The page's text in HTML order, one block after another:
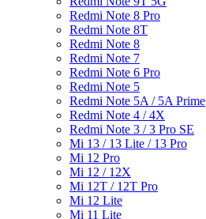
Redmi Note 8 Pro
Redmi Note 8T
Redmi Note 8
Redmi Note 7
Redmi Note 6 Pro
Redmi Note 5
Redmi Note 5A / 5A Prime
Redmi Note 4 / 4X
Redmi Note 3 / 3 Pro SE
Mi 13 / 13 Lite / 13 Pro
Mi 12 Pro
Mi 12 / 12X
Mi 12T / 12T Pro
Mi 12 Lite
Mi 11 Lite